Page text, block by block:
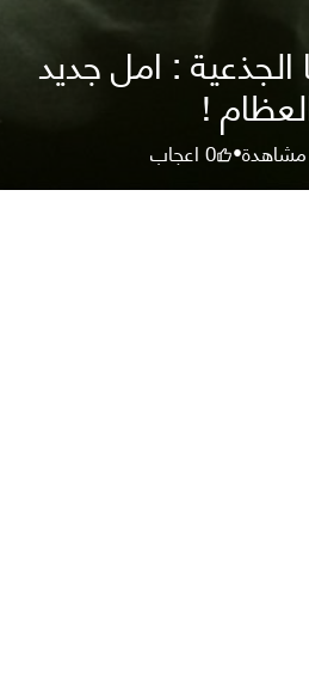
الجذعية : امل جديد
!
مشاهدة•
0اعجاب